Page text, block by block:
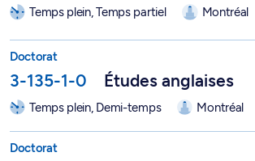
Temps plein, Temps partiel Montréal
Doctorat
3-135-1-0 Études anglaises
Temps plein, Demi-temps Montréal
Doctorat